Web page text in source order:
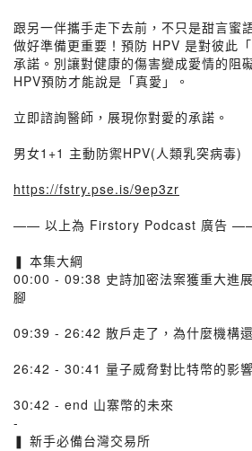
跟另一伴攜手走下去前，不只是甜言蜜
做好準備更重要！預防 HPV 是對彼此
承諾。別讓對健康的傷害變成愛情的阻
HPV預防才能說是「真愛」。
立即諮詢醫師，展現你對愛的承諾。
男女1+1 主動防禦HPV(人類乳突病毒)
https://fstry.pse.is/9ep3zr
—— 以上為 Firstory Podcast 廣告
❚ 本集大綱
00:00 - 09:38 史詩加密法案獲重大進
腳
09:39 - 26:42 散戶走了，為什麼機構
26:42 - 30:41 量子威脅對比特幣的影
30:42 - end 山寨幣的未來
-
❚ 新手必備台灣交易所